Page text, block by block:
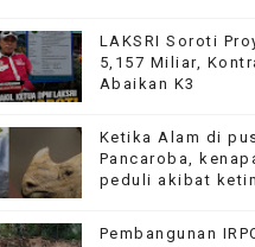
LAKSRI Soroti
5,157 Miliar,
Abaikan K3
Ketika Alam di
Pancaroba,
peduli akibat
Pembangunan